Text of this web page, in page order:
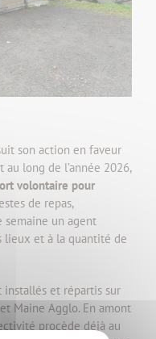
son action en faveur
long de l’année 2026,
volontaire pour
de repas,
semaine un agent
lieux et à la quantité de
installés et répartis sur
Maine Agglo. En amont
procède déjà au